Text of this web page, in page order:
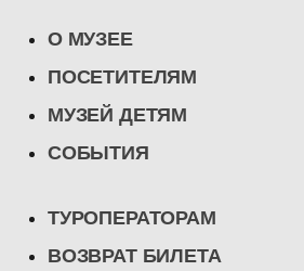
О МУЗЕЕ
ПОСЕТИТЕЛЯМ
МУЗЕЙ ДЕТЯМ
СОБЫТИЯ
ТУРОПЕРАТОРАМ
ВОЗВРАТ БИЛЕТА